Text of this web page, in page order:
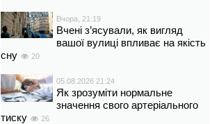
Вчора, 21:19
Вчені з’ясували, як вигляд
вашої вулиці впливає на якість
сну
20
05.08.2026 21:24
Як зрозуміти нормальне
значення свого артеріального
тиску
26